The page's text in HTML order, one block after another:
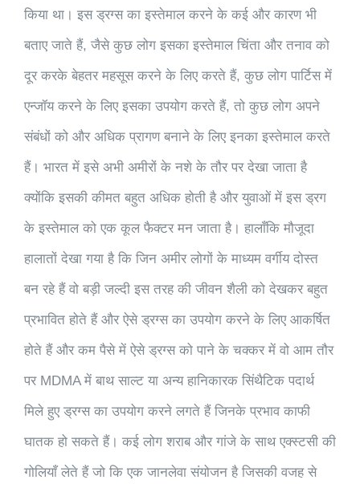
किया था। इस ड्रग्स का इस्तेमाल करने के कई और कारण भी
बताए जाते हैं, जैसे कुछ लोग इसका इस्तेमाल चिंता और तनाव को
दूर करके बेहतर महसूस करने के लिए करते हैं, कुछ लोग पार्टिस में
एन्जॉय करने के लिए इसका उपयोग करते हैं, तो कुछ लोग अपने
संबंधों को और अधिक प्रागण बनाने के लिए इनका इस्तेमाल करते
हैं। भारत में इसे अभी अमीरों के नशे के तौर पर देखा जाता है
क्योंकि इसकी कीमत बहुत अधिक होती है और युवाओं में इस ड्रग
के इस्तेमाल को एक कूल फैक्टर मन जाता है। हालाँकि मौजूदा
हालातों देखा गया है कि जिन अमीर लोगों के माध्यम वर्गीय दोस्त
बन रहे हैं वो बड़ी जल्दी इस तरह की जीवन शैली को देखकर बहुत
प्रभावित होते हैं और ऐसे ड्रग्स का उपयोग करने के लिए आकर्षित
होते हैं और कम पैसे में ऐसे ड्रग्स को पाने के चक्कर में वो आम तौर
पर MDMA में बाथ साल्ट या अन्य हानिकारक सिंथैटिक पदार्थ
मिले हुए ड्रग्स का उपयोग करने लगते हैं जिनके प्रभाव काफी
घातक हो सकते हैं। कई लोग शराब और गांजे के साथ एक्स्टसी की
गोलियाँ लेते हैं जो कि एक जानलेवा संयोजन है जिसकी वजह से